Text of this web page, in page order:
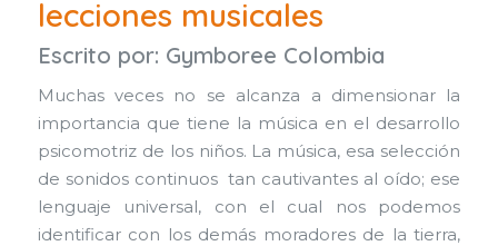
lecciones musicales
Escrito por: Gymboree Colombia
Muchas veces no se alcanza a dimensionar la
importancia que tiene la música en el desarrollo
psicomotriz de los niños. La música, esa selección
de sonidos continuos tan cautivantes al oído; ese
lenguaje universal, con el cual nos podemos
identificar con los demás moradores de la tierra,